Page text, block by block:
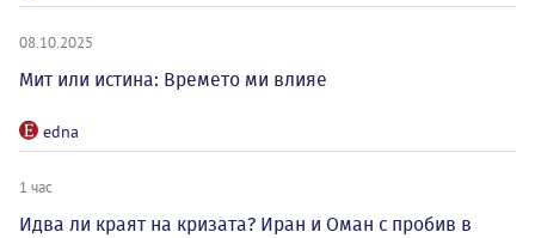
08.10.2025
Мит или истина: Времето ми влияе
edna
1 час
Идва ли краят на кризата? Иран и Оман с пробив в